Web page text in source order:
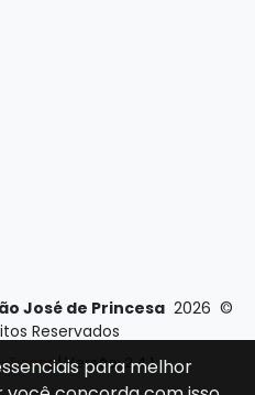
José de Princesa 2026 ©
Reservados
Ticons| Versão: 2.4.1
para melhor